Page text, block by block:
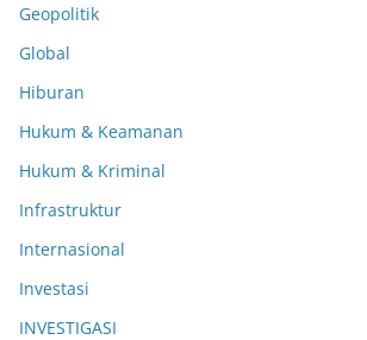
Geopolitik
Global
Hiburan
Hukum & Keamanan
Hukum & Kriminal
Infrastruktur
Internasional
Investasi
INVESTIGASI